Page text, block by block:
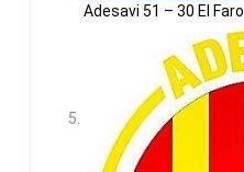
Adesavi 51 – 30 El Faro